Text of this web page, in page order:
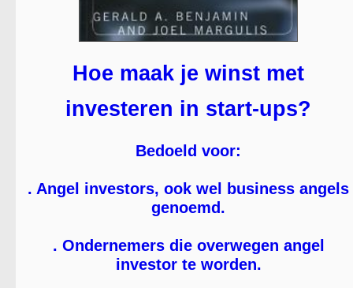
Hoe maak je winst met
investeren in start-ups?
Bedoeld voor:
. Angel investors, ook wel business angels
genoemd.
. Ondernemers die overwegen angel
investor te worden.